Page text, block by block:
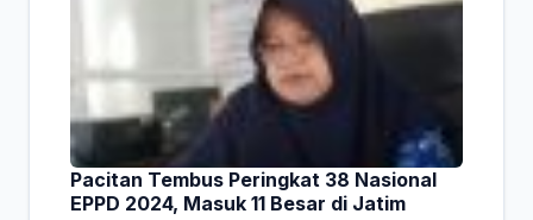
Pacitan Tembus Peringkat 38 Nasional
EPPD 2024, Masuk 11 Besar di Jatim